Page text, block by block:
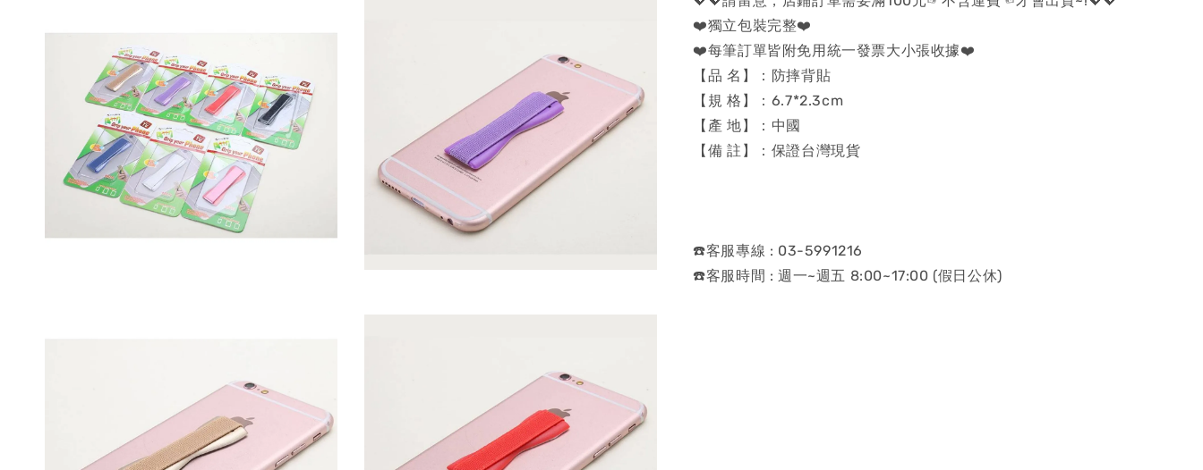
❤️獨立包裝完整❤️
❤️每筆訂單皆附免用統一發票大小張收據❤️
【品 名】：防摔背貼
【規 格】：6.7*2.3cm
【產 地】：中國
【備 註】：保證台灣現貨
☎️客服專線 : 03-5991216
☎️客服時間 : 週一~週五 8:00~17:00 (假日公休)